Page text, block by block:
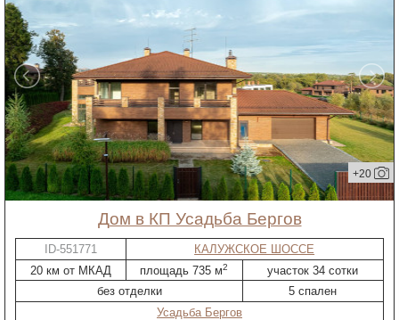
+20
дом в КП Усадьба Бергов
ID-551771
КАЛУЖСКОЕ ШОССЕ
20 км от МКАД
площадь 735 м2
участок 34 сотки
без отделки
5 спален
Усадьба Бергов